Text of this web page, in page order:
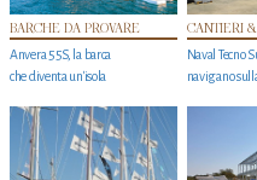
BARCHE DA PROVARE
Anvera 55S, la barca
che diventa un'isola
CANTIERI
Naval Tecno
navigano